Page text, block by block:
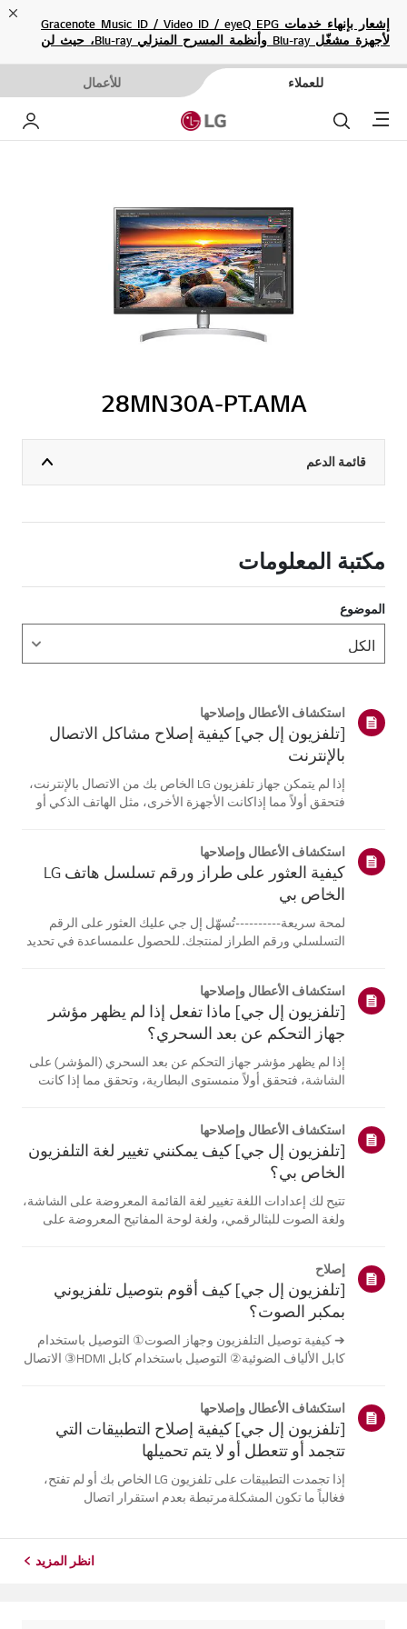
إشعار بإنهاء خدمات Gracenote Music ID / Video ID / eyeQ EPG
لأجهزة مشغّل Blu-ray وأنظمة المسرح المنزلي Blu-ray، حيث لن
للعملاء للأعمال
Menu بحث
28MN30A-PT.AMA
قائمة الدعم
مكتبة المعلومات
الموضوع
استكشاف الأعطال وإصلاحها
[تلفزيون إل جي] كيفية إصلاح مشاكل الاتصال
بالإنترنت
إذا لم يتمكن جهاز تلفزيون LG الخاص بك من الاتصال بالإنترنت،
فتحقق أولاً مما إذاكانت الأجهزة الأخرى، مثل الهاتف الذكي أو
تكمن في جها...
استكشاف الأعطال وإصلاحها
كيفية العثور على طراز ورقم تسلسل هاتف LG
الخاص بي
لمحة سريعة----------تُسهّل إل جي عليك العثور على الرقم
التسلسلي ورقم الطراز لمنتجك. للحصول علىمساعدة في تحديد
تختلف الصور أو ا...
استكشاف الأعطال وإصلاحها
[تلفزيون إل جي] ماذا تفعل إذا لم يظهر مؤشر
جهاز التحكم عن بعد السحري؟
إذا لم يظهر مؤشر جهاز التحكم عن بعد السحري (المؤشر) على
الشاشة، فتحقق أولاً منمستوى البطارية، وتحقق مما إذا كانت
التلفزيون. أعد تسج...
استكشاف الأعطال وإصلاحها
[تلفزيون إل جي] كيف يمكنني تغيير لغة التلفزيون
الخاص بي؟
تتيح لك إعدادات اللغة تغيير لغة القائمة المعروضة على الشاشة،
ولغة الصوت للبثالرقمي، ولغة لوحة المفاتيح المعروضة على
نظام التشغيل web...
إصلاح
[تلفزيون إل جي] كيف أقوم بتوصيل تلفزيوني
بمكبر الصوت؟
➔ كيفية توصيل التلفزيون وجهاز الصوت① التوصيل باستخدام
كابل الألياف الضوئية② التوصيل باستخدام كابل HDMI③ الاتصال
باستخدام كابل ا...
استكشاف الأعطال وإصلاحها
[تلفزيون إل جي] كيفية إصلاح التطبيقات التي
تتجمد أو تتعطل أو لا يتم تحميلها
إذا تجمدت التطبيقات على تلفزيون LG الخاص بك أو لم تفتح،
فغالباً ما تكون المشكلةمرتبطة بعدم استقرار اتصال
انظر المزيد